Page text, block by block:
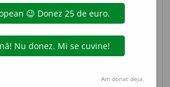
imagine © Andrea Homorodean
s. f.(La romani) Unitate de
a zecea parte dintr-o legiune. ♦
Am donat deja.